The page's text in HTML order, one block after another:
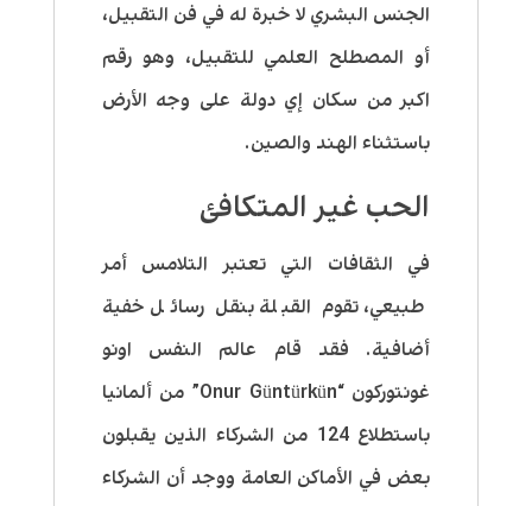
الجنس البشري لا خبرة له في فن التقبيل،
أو المصطلح العلمي للتقبيل، وهو رقم
اكبر من سكان إي دولة على وجه الأرض
باستثناء الهند والصين.
الحب غير المتكافئ
في الثقافات التي تعتبر التلامس أمر
طبيعي، تقوم القبلة بنقل رسائل خفية
أضافية. فقد قام عالم النفس اونو
غونتوركون “Onur Güntürkün” من ألمانيا
باستطلاع 124 من الشركاء الذين يقبلون
بعض في الأماكن العامة ووجد أن الشركاء